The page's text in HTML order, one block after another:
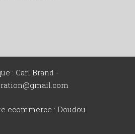
: Carl Brand -
ecommerce : Doudou